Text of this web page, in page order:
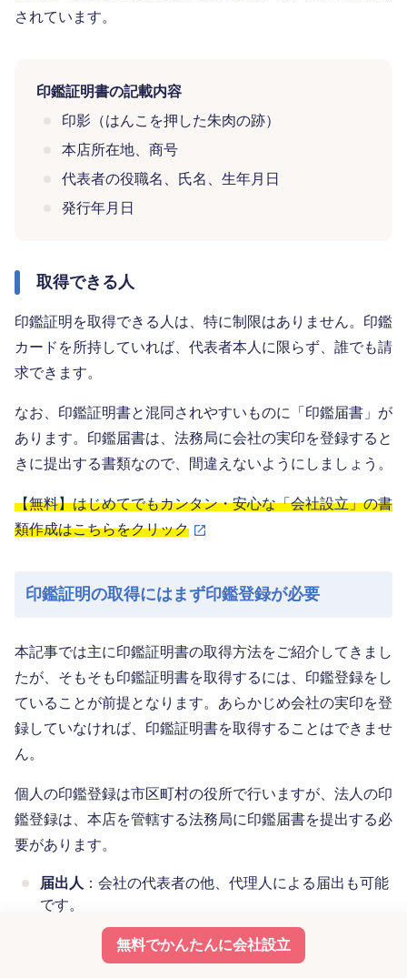
無料でかんたんに会社設立
されています。
印鑑証明書の記載内容
印影（はんこを押した朱肉の跡）
本店所在地、商号
代表者の役職名、氏名、生年月日
発行年月日
取得できる人
印鑑証明を取得できる人は、特に制限はありません。印鑑
カードを所持していれば、代表者本人に限らず、誰でも請
求できます。
なお、印鑑証明書と混同されやすいものに「印鑑届書」が
あります。印鑑届書は、法務局に会社の実印を登録すると
きに提出する書類なので、間違えないようにしましょう。
【無料】はじめてでもカンタン・安心な「会社設立」の書
類作成はこちらをクリック
印鑑証明の取得にはまず印鑑登録が必要
本記事では主に印鑑証明書の取得方法をご紹介してきまし
たが、そもそも印鑑証明書を取得するには、印鑑登録をし
ていることが前提となります。あらかじめ会社の実印を登
録していなければ、印鑑証明書を取得することはできませ
ん。
個人の印鑑登録は市区町村の役所で行いますが、法人の印
鑑登録は、本店を管轄する法務局に印鑑届書を提出する必
要があります。
届出人 ：会社の代表者の他、代理人による届出も可能
です。
必要な印鑑
：代表者本人が申請する場合は個人の実印
が必要ですが、委任状に代表者の実印があれば、申請